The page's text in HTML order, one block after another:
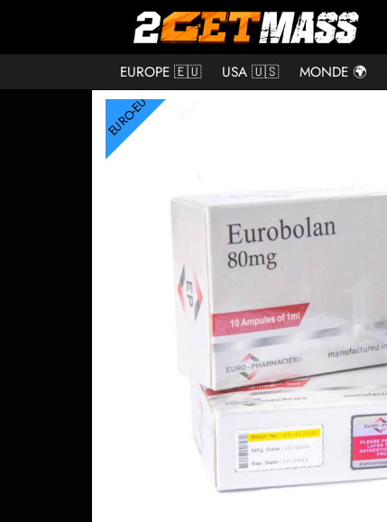
EUROPE 🇪🇺 USA 🇺🇸 MONDE 🌍
EURO-EU